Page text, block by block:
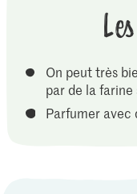
On peut très
par de la farine
Parfumer avec